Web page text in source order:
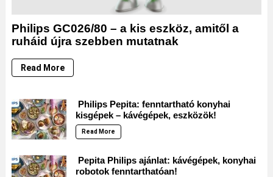
Philips GC026/80 – a kis eszköz, amitől a
ruháid újra szebben mutatnak
Read More
Philips Pepita: fenntartható konyhai
kisgépek – kávégépek, eszközök!
Read More
Pepita Philips ajánlat: kávégépek, konyhai
robotok fenntarthatóan!